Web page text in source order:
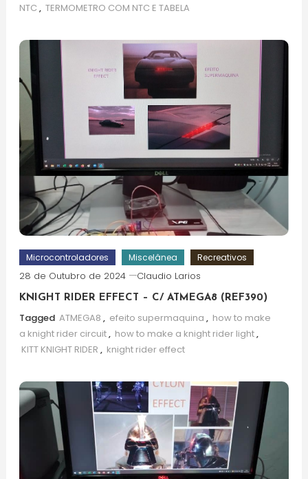
NTC , TERMOMETRO COM NTC E TABELA
Microcontroladores Miscelânea Recreativos
28 de Outubro de 2024 Claudio Larios
KNIGHT RIDER EFFECT – C/ ATMEGA8 (REF390)
Tagged ATMEGA8 , efeito supermaquina , how to make
a knight rider circuit, how to make a knight rider light,
KITT KNIGHT RIDER , knight rider effect